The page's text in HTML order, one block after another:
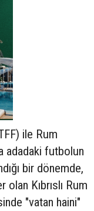
ile Rum
adadaki futbolun
bir dönemde,
Kıbrıslı Rum
"vatan haini"